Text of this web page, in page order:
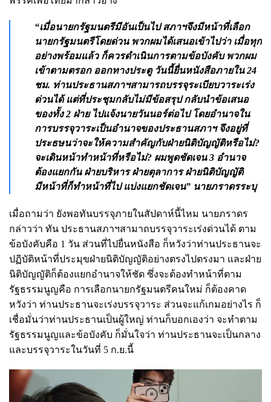
“เมื่อนายกรัฐมนตรีมีอันเป็นไป สภาฯจึงมีหน้าที่เลือก
นายกรัฐมนตรีโดยด่วน พวกผมได้เสนอเข้าไปว่า เมื่อทุก
อย่างพร้อมแล้ว ก็ควรดำเนินการตามข้อบังคับ พวกผม
เข้าตามตรอก ออกทางประตู วันนี้ยื่นหนังสือภายใน 24
ชม. ท่านประธานสภาฯสามารถบรรจุระเบียบวาระเร่ง
ด่วนได้ แต่ที่ประชุมกลับไม่มีข้อสรุป กลับนำข้อเสนอ
ของทั้ง 2 ฝ่าย ไปแจ้งนายวันนอร์ต่อไป โดยอำนาจใน
การบรรจุวาระเป็นอำนาจของประธานสภาฯ จึงอยู่ที่
ประธษนว่าจะให้ความสำคัญกับฝ่ายนิติบัญญัติหรือไม่?
จะเดินหน้าทำหน้าที่หรือไม่? ผมพูดชัดเจน 3 อำนาจ
ต้องแยกกัน ฝ่ายบริหาร ฝ่ายตุลาการ ฝ่ายนิติบัญญัติ
มีหน้าที่ก็ทำหน้าที่ไป แบ่งแยกชัดเจน” นายภราดรระบุ
เมื่อถามว่า ยังพอทันบรรจุภายในสัปดาห์นี้ไหม นายภราดร
กล่าวว่า ทัน ประธานสภาฯสามาถบรรจุวาระเร่งด่วนได้ ตาม
ข้อบังคับคือ 1 วัน ส่วนที่ไปยื่นหนังสือ ก็หวังว่าท่านประธานจะ
ปฏิบัติหน้าที่ประมุขฝ่ายนิติบัญญัติอย่างตรงไปตรงมา และฝ่าย
นิติบัญญัติก็ต้องแยกอำนาจให้ชัด ซึ่งจะต้องทำหน้าที่ตาม
รัฐธรรมนูญคือ การเลือกนายกรัฐมนตรีคนใหม่ ก็ต้องคาด
หวังว่า ท่านประธานจะเร่งบรรจุวาระ ส่วนจะแก้เกมอย่างไร ก็
เชื่อมั่นว่าท่านประธานเป็นผู้ใหญ่ ท่านก็บอกเองว่า จะทำตาม
รัฐธรรมนูญและข้อบังคับ ก็มั่นใจว่า ท่านประธานจะเป็นกลาง
และบรรจุวาระในวันที่ 5 ก.ย.นี้